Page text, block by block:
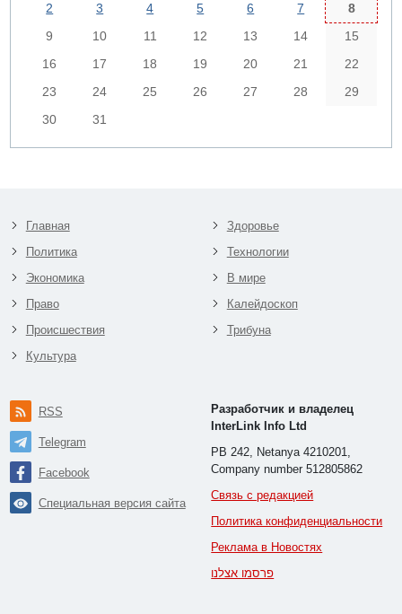
2
3 4 5 6 7
8
9
10 11 12 13 14
15
16
17 18 19 20 21
22
23
24 25 26 27 28
29
30
31
Главная
Политика
Экономика
Право
Происшествия
Культура
Здоровье
Технологии
В мире
Калейдоскоп
Трибуна
RSS
Telegram
Facebook
Специальная версия сайта
Разработчик и владелец
InterLink Info Ltd
PB 242, Netanya 4210201,
Company number 512805862
Связь с редакцией
Политика конфиденциальности
Реклама в Новостях
פרסמו אצלנו